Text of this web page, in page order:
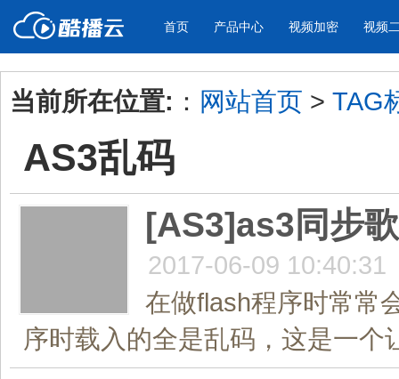
首页 产品中心
产品与新功能
视频加密防下载防录屏
防下载/防盗录/防录屏/防篡改
帮助企业视频
视频加密 视频
应用场景
企业宣传
工作汇报
年会节目
当前所在位置: ： 网站首页 > TAG
AS3乱码
[AS3]as3同步
2017-06-09 10:40:31
在做flash程序时常常
序时载入的全是乱码，这是一个